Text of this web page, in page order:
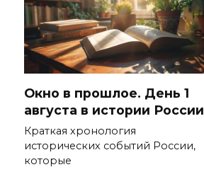
Окно в прошлое. День 1
августа в истории России
Краткая хронология
исторических событий России,
которые